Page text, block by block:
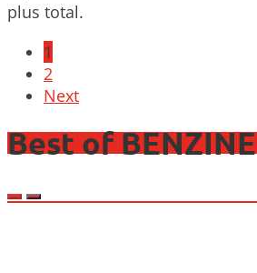
plus total.
Posts
navigation
1
2
Next
Best of BENZINE